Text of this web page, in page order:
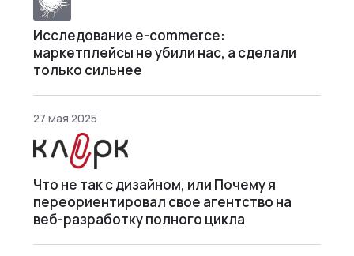
Исследование e-commerce:
маркетплейсы не убили нас, а сделали
только сильнее
27 мая 2025
Что не так с дизайном, или Почему я
переориентировал свое агентство на
веб-разработку полного цикла